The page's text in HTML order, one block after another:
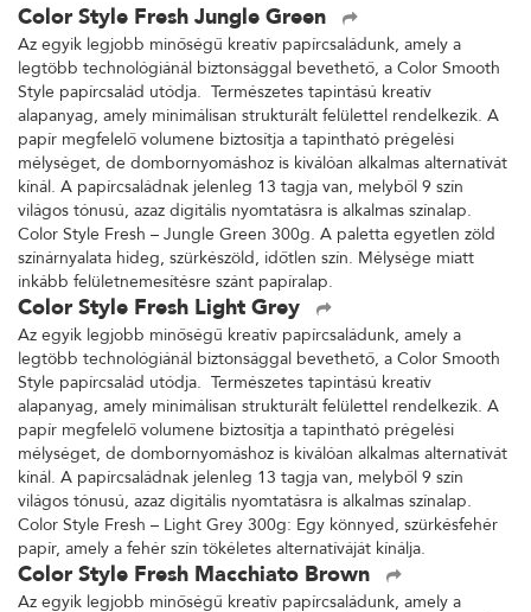
Color Style Fresh Jungle Green
Az egyik legjobb minőségű kreatív papírcsaládunk, amely a
legtöbb technológiánál biztonsággal bevethető, a Color Smooth
Style papírcsalád utódja. Természetes tapintású kreatív
alapanyag, amely minimálisan strukturált felülettel rendelkezik. A
papír megfelelő volumene biztosítja a tapintható prégelési
mélységet, de dombornyomáshoz is kiválóan alkalmas alternatívát
kínál. A papírcsaládnak jelenleg 13 tagja van, melyből 9 szín
világos tónusú, azaz digitális nyomtatásra is alkalmas színalap.
Color Style Fresh – Jungle Green 300g. A paletta egyetlen zöld
színárnyalata hideg, szürkészöld, időtlen szín. Mélysége miatt
inkább felületnemesítésre szánt papíralap.
Color Style Fresh Light Grey
Az egyik legjobb minőségű kreatív papírcsaládunk, amely a
legtöbb technológiánál biztonsággal bevethető, a Color Smooth
Style papírcsalád utódja. Természetes tapintású kreatív
alapanyag, amely minimálisan strukturált felülettel rendelkezik. A
papír megfelelő volumene biztosítja a tapintható prégelési
mélységet, de dombornyomáshoz is kiválóan alkalmas alternatívát
kínál. A papírcsaládnak jelenleg 13 tagja van, melyből 9 szín
világos tónusú, azaz digitális nyomtatásra is alkalmas színalap.
Color Style Fresh – Light Grey 300g: Egy könnyed, szürkésfehér
papír, amely a fehér szín tökéletes alternatíváját kínálja.
Color Style Fresh Macchiato Brown
Az egyik legjobb minőségű kreatív papírcsaládunk, amely a